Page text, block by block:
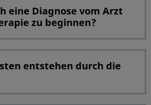
eine Diagnose vom Arzt
zu beginnen?
entstehen durch die